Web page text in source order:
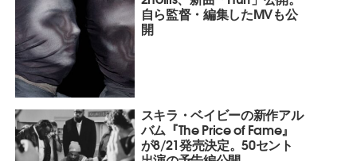
自ら監督・編集したMVも公
開
スキラ・ベイビーの新作アル
バム『The Price of Fame』
が8/21発売決定。50セント